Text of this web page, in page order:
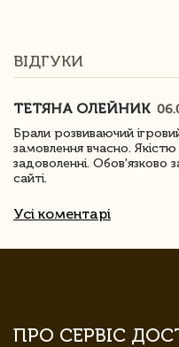
ВІДГУКИ
ТЕТЯНА ОЛЕЙНИК
Брали розвиваючий
замовлення вчасно.
задоволенні.
сайті.
Усі коментарі
ПРО СЕРВІС